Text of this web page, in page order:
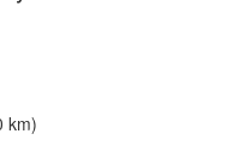
km)